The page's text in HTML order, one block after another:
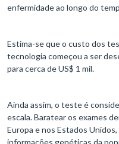
enfermidade ao longo do
Estima-se que o custo dos
tecnologia começou a ser
para cerca de US$ 1 mil.
Ainda assim, o teste é
escala. Baratear os exames
Europa e nos Estados